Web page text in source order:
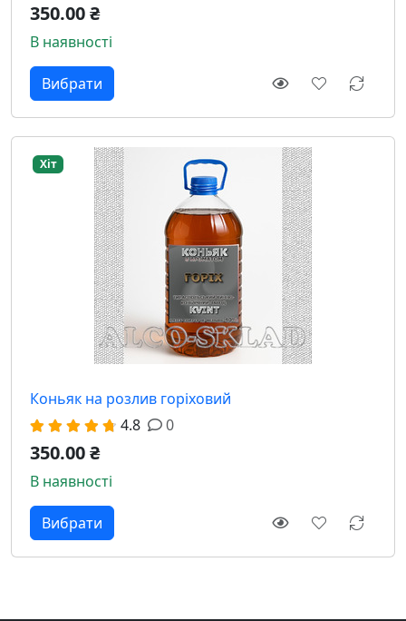
350.00 ₴
В наявності
Вибрати
Хіт
Коньяк на розлив горіховий
4.8
0
350.00 ₴
В наявності
Вибрати